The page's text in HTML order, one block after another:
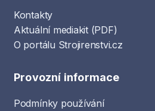
Kontakty
Aktuální mediakit (PDF)
O portálu Strojirenstvi.cz
Provozní informace
Podmínky používání